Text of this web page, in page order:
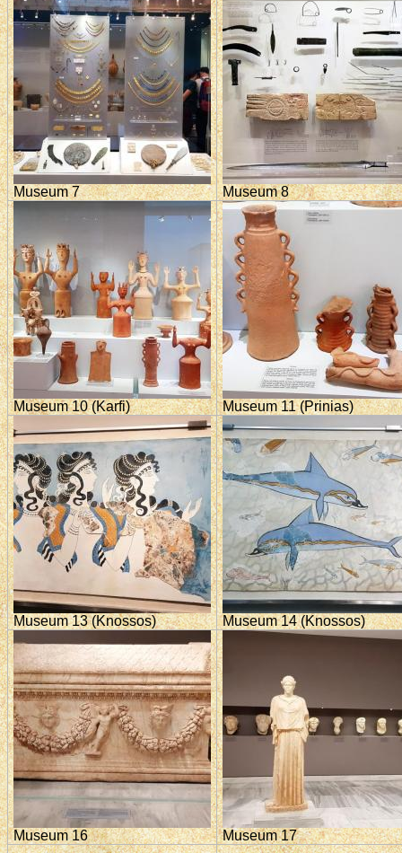
Museum 7 Museum 8
Museum 10 (Karfi) Museum 11 (Prinias)
Museum 13 (Knossos) Museum 14 (Knossos)
Museum 16 Museum 17